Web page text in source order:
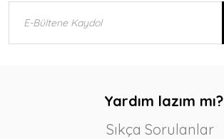
Yardım lazım mı?
Sıkça Sorulanlar